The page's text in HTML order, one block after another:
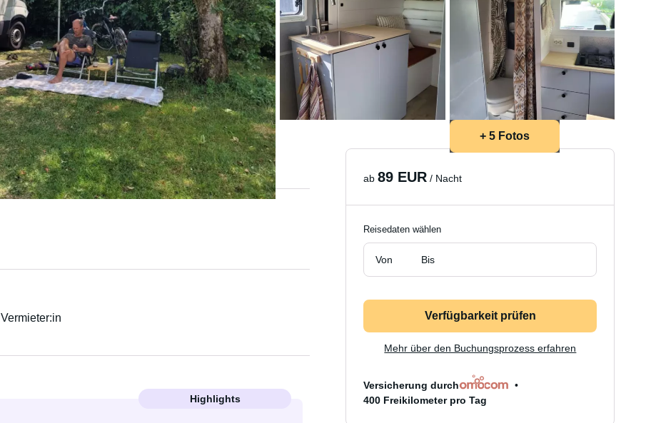
+ 5 Fotos
Highlights
ab89 EUR / Nacht
Reisedaten wählen
Von Bis
Verfügbarkeit prüfen
Mehr über den Buchungsprozess erfahren
Versicherung durch
400 Freikilometer pro Tag